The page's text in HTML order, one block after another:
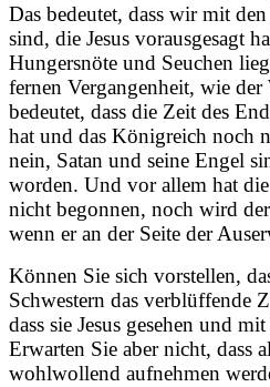
Das bedeutet, dass wir mit
sind, die Jesus vorausgesagt
Hungersnöte und Seuchen
fernen Vergangenheit, wie
bedeutet, dass die Zeit des
hat und das Königreich noch
nein, Satan und seine Engel
worden. Und vor allem hat
nicht begonnen, noch wird
wenn er an der Seite der
Können Sie sich vorstellen,
Schwestern das verblüffende
dass sie Jesus gesehen und
Erwarten Sie aber nicht, dass
wohlwollend aufnehmen